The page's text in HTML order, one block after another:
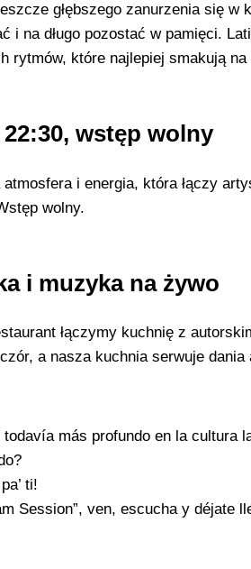
głębszego zanurzenia się
i na długo pozostać w pamięci.
rytmów, które najlepiej smakują
wstęp wolny
i energia, która łączy
wolny.
i muzyka na żywo
łączymy kuchnię z
a nasza kuchnia serwuje
más profundo en la cultura
ti!
Session”, ven, escucha y